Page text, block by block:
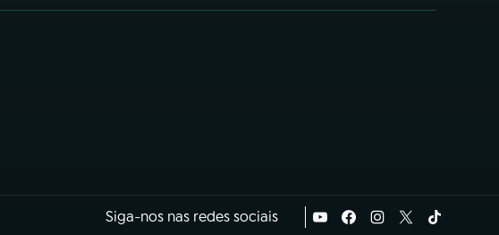
Siga-nos nas redes sociais